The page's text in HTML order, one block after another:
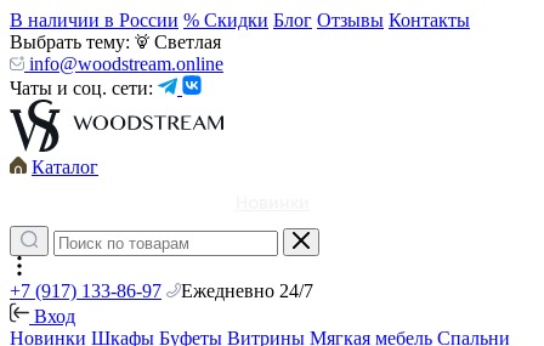
В наличии в России % Скидки Блог Отзывы Контакты
Выбрать тему:
Светлая
info@woodstream.online
Чаты и соц. сети:
Каталог
+7 (917) 133-86-97
Ежедневно 24/7
Вход
Новинки Шкафы Буфеты Витрины Мягкая мебель Спальни